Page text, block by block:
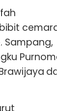
Sampang,